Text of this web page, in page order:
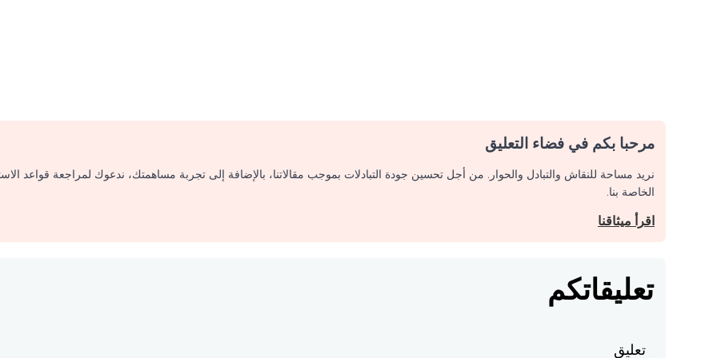
مرحبا بكم في فضاء التعليق
نريد مساحة للنقاش والتبادل والحوار. من أجل تحسين جودة التبادلات بموجب مقالاتنا، بالإضافة إلى تجربة مساهمتك، ندعوك لمراجعة قواعد
الخاصة بنا.
اقرأ ميثاقنا
تعليقاتكم
تعليق